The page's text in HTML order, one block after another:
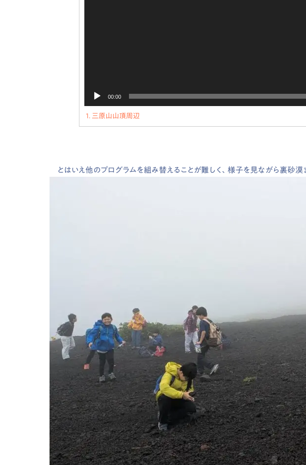
00:00
1. 三原山山頂周辺
とはいえ他のプログラムを組み替えることが難しく、様子を見ながら裏砂